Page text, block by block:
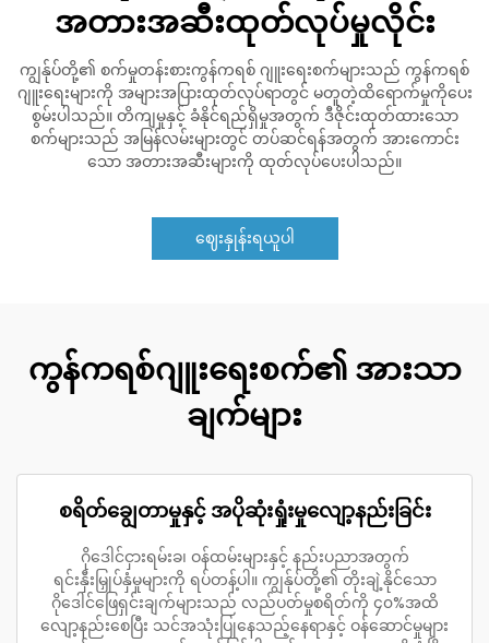
အတားအဆီးထုတ်လုပ်မှုလိုင်း
ကျွန်ုပ်တို့၏ စက်မှုတန်းစားကွန်ကရစ် ဂျူးရေးစက်များသည် ကွန်ကရစ်
ဂျူးရေးများကို အများအပြားထုတ်လုပ်ရာတွင် မတူတဲ့ထိရောက်မှုကိုပေး
စွမ်းပါသည်။ တိကျမှုနှင့် ခံနိုင်ရည်ရှိမှုအတွက် ဒီဇိုင်းထုတ်ထားသော
စက်များသည် အမြန်လမ်းများတွင် တပ်ဆင်ရန်အတွက် အားကောင်း
သော အတားအဆီးများကို ထုတ်လုပ်ပေးပါသည်။
ဈေးနှုန်းရယူပါ
ကွန်ကရစ်ဂျူးရေးစက်၏ အားသာ
ချက်များ
စရိတ်ချွေတာမှုနှင့် အပိုဆုံးရှုံးမှုလျော့နည်းခြင်း
ဂိုဒေါင်ငှားရမ်းခ၊ ဝန်ထမ်းများနှင့် နည်းပညာအတွက်
ရင်းနှီးမြှုပ်နှံမှုများကို ရပ်တန့်ပါ။ ကျွန်ုပ်တို့၏ တိုးချဲ့နိုင်သော
ဂိုဒေါင်ဖြေရှင်းချက်များသည် လည်ပတ်မှုစရိတ်ကို ၄၀%အထိ
လျော့နည်းစေပြီး သင်အသုံးပြုနေသည့်နေရာနှင့် ဝန်ဆောင်မှုများ